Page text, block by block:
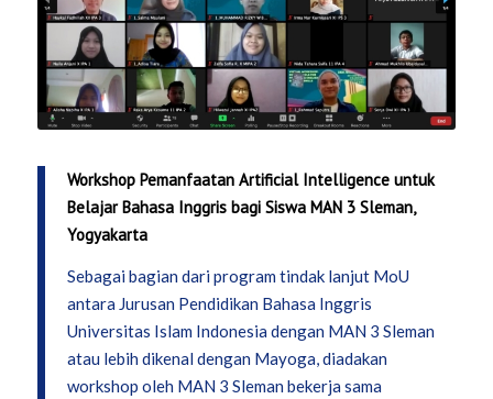
Workshop Pemanfaatan Artificial Intelligence untuk
Belajar Bahasa Inggris bagi Siswa MAN 3 Sleman,
Yogyakarta
Sebagai bagian dari program tindak lanjut MoU
antara Jurusan Pendidikan Bahasa Inggris
Universitas Islam Indonesia dengan MAN 3 Sleman
atau lebih dikenal dengan Mayoga, diadakan
workshop oleh MAN 3 Sleman bekerja sama